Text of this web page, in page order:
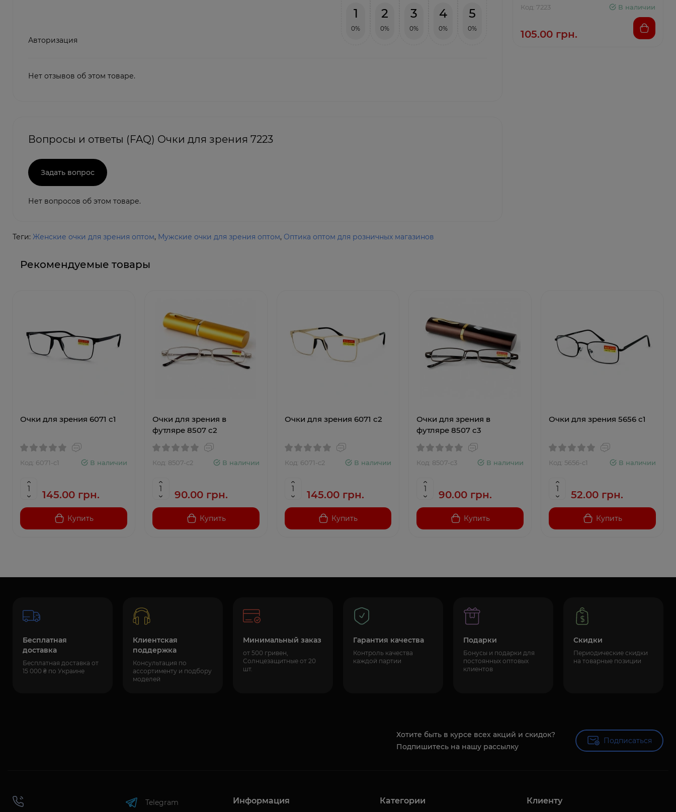
Авторизация
1
0%
2
0%
3
0%
4
0%
5
0%
Нет отзывов об этом товаре.
Вопросы и ответы (FAQ) Очки для зрения 7223
Задать вопрос
Нет вопросов об этом товаре.
Код: 7223 В наличии
105.00 грн.
Теги: Женские очки для зрения оптом, Мужские очки для зрения оптом, Оптика оптом для розничных магазинов
Рекомендуемые товары
Очки для зрения 6071 c1
Код: 6071-c1 В наличии
145.00 грн.
Купить
Очки для зрения в
футляре 8507 c2
Код: 8507-с2 В наличии
90.00 грн.
Купить
Очки для зрения 6071 c2
Код: 6071-c2 В наличии
145.00 грн.
Купить
Очки для зрения в
футляре 8507 c3
Код: 8507-с3 В наличии
90.00 грн.
Купить
Очки для зрения 5656 c1
Код: 5656-c1 В наличии
52.00 грн.
Купить
Бесплатная
доставка
Бесплатная доставка от
15 000 ₴ по Украине
Клиентская
поддержка
Консультация по
ассортименту и подбору
моделей
Минимальный заказ
от 500 гривен,
Солнцезащитные от 20
шт.
Гарантия качества
Контроль качества
каждой партии
Подарки
Бонусы и подарки для
постоянных оптовых
клиентов
Скидки
Периодические скидки
на товарные позиции
Хотите быть в курсе всех акций и скидок?
Подпишитесь на нашу рассылку
Подписаться
Подписаться
Telegram Информация Категории Клиенту